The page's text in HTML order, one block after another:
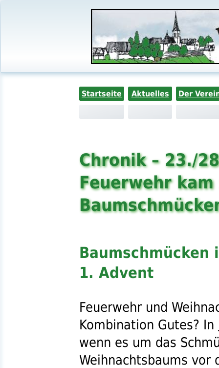
Startseite Aktuelles Der
Chronik – 23./
Feuerwehr kam
Baumschmücken
1. Advent
Feuerwehr und
Kombination Gutes? In
wenn es um das
Weihnachtsbaums vor